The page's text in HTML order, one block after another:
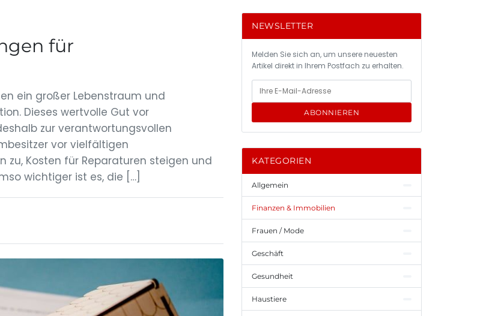
für
ein großer Lebenstraum und
Dieses wertvolle Gut vor
zur verantwortungsvollen
vor vielfältigen
zu, Kosten für Reparaturen steigen und
wichtiger ist es, die […]
NEWSLETTER
Melden Sie sich an, um unsere neuesten
Artikel direkt in Ihrem Postfach zu erhalten.
ABONNIEREN
KATEGORIEN
Allgemein
Finanzen & Immobilien
Frauen / Mode
Geschäft
Gesundheit
Haustiere